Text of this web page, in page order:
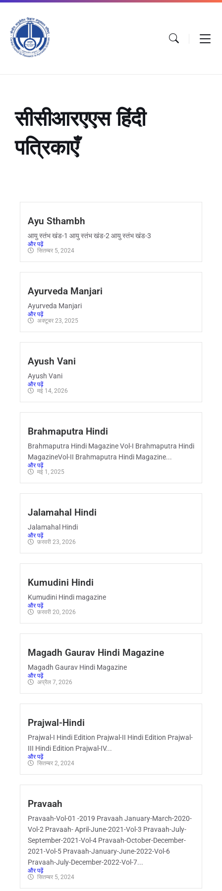
सीसीआरएएस हिंदी
पत्रिकाएँ
Ayu Sthambh
आयु स्तंभ खंड-1 आयु स्तंभ खंड-2 आयु स्तंभ खंड-3
और पढ़ें
सितम्बर 5, 2024
Ayurveda Manjari
Ayurveda Manjari
और पढ़ें
अक्टूबर 23, 2025
Ayush Vani
Ayush Vani
और पढ़ें
मई 14, 2026
Brahmaputra Hindi
Brahmaputra Hindi Magazine Vol-I Brahmaputra Hindi
MagazineVol-II Brahmaputra Hindi Magazine...
और पढ़ें
मई 1, 2025
Jalamahal Hindi
Jalamahal Hindi
और पढ़ें
फ़रवरी 23, 2026
Kumudini Hindi
Kumudini Hindi magazine
और पढ़ें
फ़रवरी 20, 2026
Magadh Gaurav Hindi Magazine
Magadh Gaurav Hindi Magazine
और पढ़ें
अप्रैल 7, 2026
Prajwal-Hindi
Prajwal-I Hindi Edition Prajwal-II Hindi Edition Prajwal-
III Hindi Edition Prajwal-IV...
और पढ़ें
सितम्बर 2, 2024
Pravaah
Pravaah-Vol-01 -2019 Pravaah January-March-2020-
Vol-2 Pravaah- April-June-2021-Vol-3 Pravaah-July-
September-2021-Vol-4 Pravaah-October-December-
2021-Vol-5 Pravaah-January-June-2022-Vol-6
Pravaah-July-December-2022-Vol-7...
और पढ़ें
सितम्बर 5, 2024